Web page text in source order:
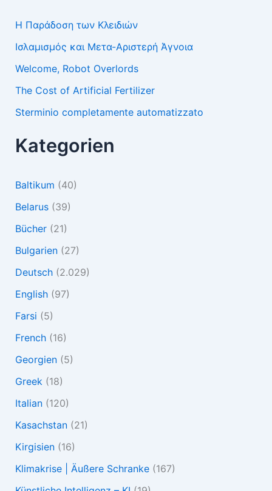
Η Παράδοση των Κλειδιών
Ισλαμισμός και Μετα-Αριστερή Άγνοια
Welcome, Robot Overlords
The Cost of Artificial Fertilizer
Sterminio completamente automatizzato
Kategorien
Baltikum (40)
Belarus(39)
Bücher(21)
Bulgarien(27)
Deutsch(2.029)
English(97)
Farsi (5)
French(16)
Georgien(5)
Greek (18)
Italian(120)
Kasachstan(21)
Kirgisien(16)
Klimakrise | Äußere Schranke(167)